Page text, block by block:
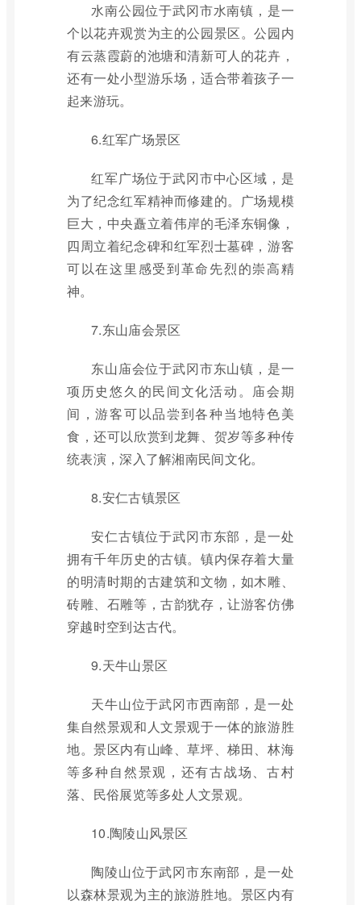
水南公园位于武冈市水南镇，是一
个以花卉观赏为主的公园景区。公园内
有云蒸霞蔚的池塘和清新可人的花卉，
还有一处小型游乐场，适合带着孩子一
起来游玩。
6.红军广场景区
红军广场位于武冈市中心区域，是
为了纪念红军精神而修建的。广场规模
巨大，中央矗立着伟岸的毛泽东铜像，
四周立着纪念碑和红军烈士墓碑，游客
可以在这里感受到革命先烈的崇高精
神。
7.东山庙会景区
东山庙会位于武冈市东山镇，是一
项历史悠久的民间文化活动。庙会期
间，游客可以品尝到各种当地特色美
食，还可以欣赏到龙舞、贺岁等多种传
统表演，深入了解湘南民间文化。
8.安仁古镇景区
安仁古镇位于武冈市东部，是一处
拥有千年历史的古镇。镇内保存着大量
的明清时期的古建筑和文物，如木雕、
砖雕、石雕等，古韵犹存，让游客仿佛
穿越时空到达古代。
9.天牛山景区
天牛山位于武冈市西南部，是一处
集自然景观和人文景观于一体的旅游胜
地。景区内有山峰、草坪、梯田、林海
等多种自然景观，还有古战场、古村
落、民俗展览等多处人文景观。
10.陶陵山风景区
陶陵山位于武冈市东南部，是一处
以森林景观为主的旅游胜地。景区内有